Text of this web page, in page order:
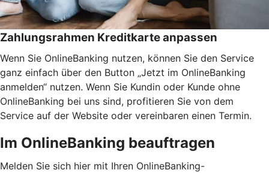
Zahlungsrahmen Kreditkarte anpassen
Wenn Sie OnlineBanking nutzen, können Sie den Service
ganz einfach über den Button „Jetzt im OnlineBanking
anmelden“ nutzen. Wenn Sie Kundin oder Kunde ohne
OnlineBanking bei uns sind, profitieren Sie von dem
Service auf der Website oder vereinbaren einen Termin.
Im OnlineBanking beauftragen
Melden Sie sich hier mit Ihren OnlineBanking-